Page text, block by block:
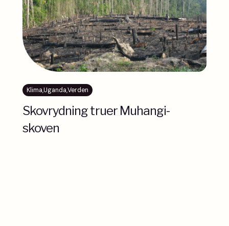
Klima,Uganda,Verden
Skovrydning truer Muhangi-
skoven